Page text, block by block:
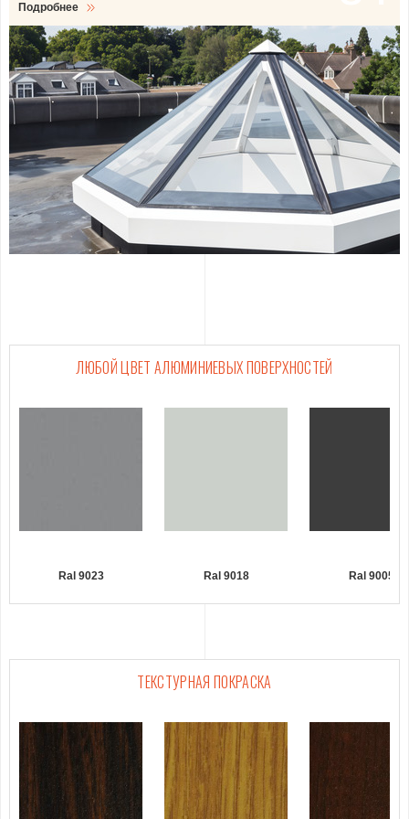
Подробнее
Подробнее
Подробнее
ЛЮБОЙ ЦВЕТ АЛЮМИНИЕВЫХ ПОВЕРХНОСТЕЙ
Ral 9023 Ral 9018 Ral 9005
ТЕКСТУРНАЯ ПОКРАСКА